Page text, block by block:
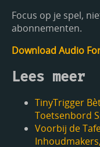
Focus op je spel,
abonnementen.
Download Audio
Lees meer
TinyTrigger
Toetsenbord
Voorbij de